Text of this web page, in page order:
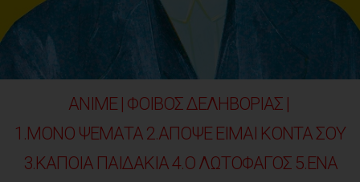
ANIME | ΦΟΙΒΟΣ ΔΕΛΗΒΟΡΙΑΣ |
1.ΜΟΝΟ ΨΕΜΑΤΑ 2.ΑΠΟΨΕ ΕΙΜΑΙ ΚΟΝΤΑ ΣΟΥ
3.ΚΑΠΟΙΑ ΠΑΙΔΑΚΙΑ 4.Ο ΛΩΤΟΦΑΓΟΣ 5.ΕΝΑ